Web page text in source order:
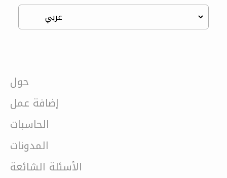
حول
إضافة عمل
الحاسبات
المدونات
الأسئلة الشائعة